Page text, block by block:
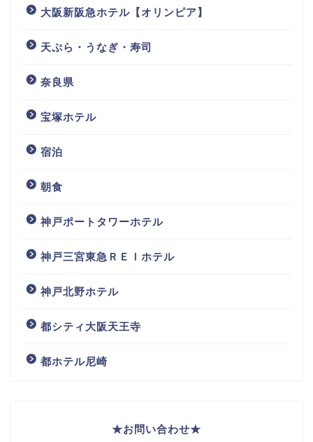
大阪新阪急ホテル【オリンピア】
天ぷら・うなぎ・寿司
奈良県
宝塚ホテル
宿泊
朝食
神戸ポートタワーホテル
神戸三宮東急ＲＥＩホテル
神戸北野ホテル
都シティ大阪天王寺
都ホテル尼崎
★お問い合わせ★